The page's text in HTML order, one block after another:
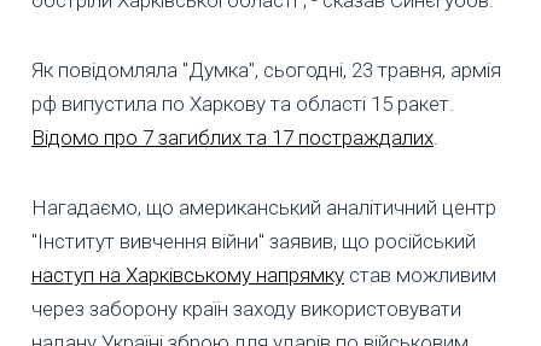
Як повідомляла "Думка", сьогодні, 23 травня, армія
рф випустила по Харкову та області 15 ракет.
Відомо про 7 загиблих та 17 постраждалих.
Нагадаємо, що американський аналітичний центр
"Інститут вивчення війни" заявив, що російський
наступ на Харківському напрямку став можливим
через заборону країн заходу використовувати